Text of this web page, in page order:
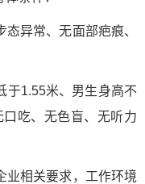
态异常、无面部疤痕、
于1.55米、男生身高不
吃、无色盲、无听力
业相关要求，工作环境